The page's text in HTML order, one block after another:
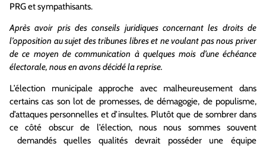
PRG et sympathisants.
Après avoir pris des conseils juridiques concernant les droits de
l’opposition au sujet des tribunes libres et ne voulant pas nous priver
de ce moyen de communication à quelques mois d’une échéance
électorale, nous en avons décidé la reprise.
L’élection municipale approche avec malheureusement dans
certains cas son lot de promesses, de démagogie, de populisme,
d’attaques personnelles et d’insultes. Plutôt que de sombrer dans
ce côté obscur de l’élection, nous nous sommes souvent
demandés quelles qualités devrait posséder une équipe